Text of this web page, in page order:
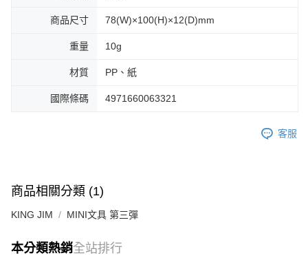
商品尺寸 78(W)×100(H)×12(D)mm
重量 10g
材質 PP、紙
國際條碼 4971660063321
客服
商品相關分類 (1)
KING JIM MINI文具 第三彈
本分類熱銷全站排行